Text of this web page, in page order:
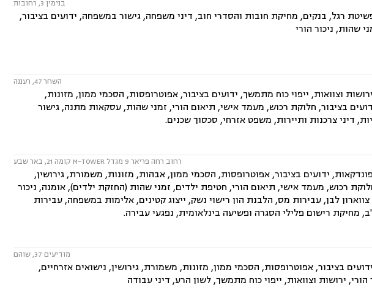
בנימין 3, רחובות
רגל, בנקים, מחיקת חובות והסדרי חוב, דיני משפחה, גישור במשפחה, ידועים בציבור,
שהות, ניכור הורי
השחר 47, רעננה
וצוואות, ייפוי כוח מתמשך, ידועים בציבור, אפוטרופסות, הסכמי ממון, מזונות,
בציבור, חלוקת רכוש, מעמד אישי, תיאום הורי, זמני שהות, עסקאות מתנה, גישור
דיני צרכנות ותיירות, משפט אזרחי, סכסוך שכנים.
רחוב רחה פריאר 9 מגדל M-TOWER קומה 21, באר שבע
ידועים בציבור, אפוטרופסות, הסכמי ממון, אבהות, מזונות, משמורת, גירושין,
רכוש, מעמד אישי, תיאום הורי, חטיפת ילדים, זמני שהות (החזקת ילדים), אומנה, ניכור
לבן, עבירות מס, הלבנת הון רישוי נשק, ייצוג קטינים, אלימות במשפחה, עבירות
מחיקת רישום פלילי הסגרה ופשיעה בינלאומית, נפגעי עבירה.
מודיעים 37, שוהם
בציבור, אפוטרופסות, הסכמי ממון, מזונות, משמורת, גירושין, נישואים אזרחיים,
ירושות וצוואות, ייפוי כוח מתמשך, לשון הרע, דיני עבודה